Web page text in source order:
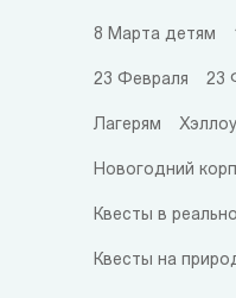
8 Марта детям
23 Февраля 23
Лагерям
Новогодний
Квесты в
Квесты на